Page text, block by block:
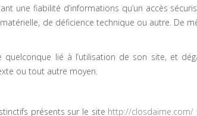
une fiabilité d’informations qu’un accès
de déficience technique ou autre. De
lié à l’utilisation de son site, et
ou tout autre moyen.
présents sur le site http://closdaime.com/